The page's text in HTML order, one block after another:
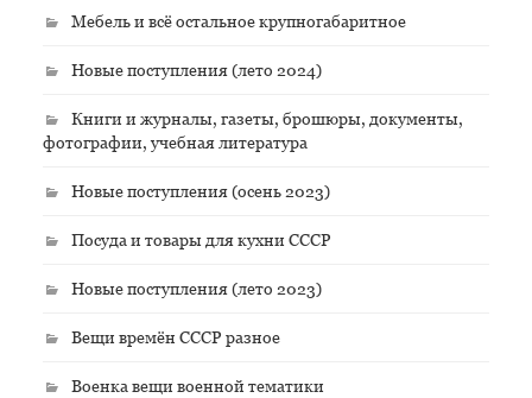
Мебель и всё остальное крупногабаритное
Новые поступления (лето 2024)
Книги и журналы, газеты, брошюры, документы,
фотографии, учебная литература
Новые поступления (осень 2023)
Посуда и товары для кухни СССР
Новые поступления (лето 2023)
Вещи времён СССР разное
Военка вещи военной тематики